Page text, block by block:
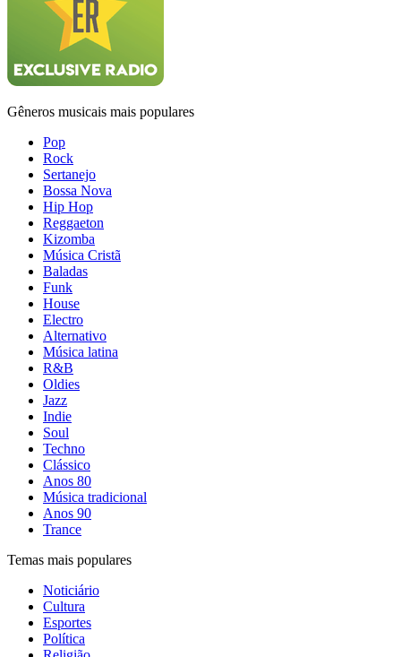
Gêneros musicais mais populares
Pop
Rock
Sertanejo
Bossa Nova
Hip Hop
Reggaeton
Kizomba
Música Cristã
Baladas
Funk
House
Electro
Alternativo
Música latina
R&B
Oldies
Jazz
Indie
Soul
Techno
Clássico
Anos 80
Música tradicional
Anos 90
Trance
Temas mais populares
Noticiário
Cultura
Esportes
Política